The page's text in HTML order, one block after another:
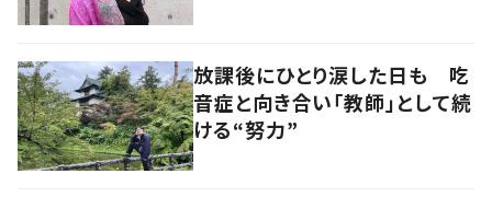
放課後にひとり涙した日も 吃
音症と向き合い「教師」として続
ける“努力”